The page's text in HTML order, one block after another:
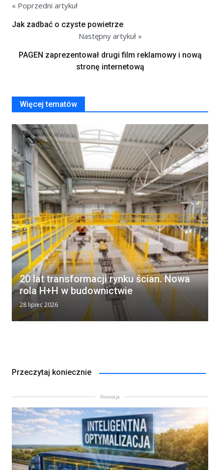
« Poprzedni artykuł
Jak zadbać o czyste powietrze
Następny artykuł »
PAGEN zaprezentował drugi film reklamowy i nową
stronę internetową
Więcej tematów
20 lat transformacji rynku ścian. Nowa
rola H+H w budownictwie
28 lipiec 2026
Przeczytaj koniecznie
Promocja